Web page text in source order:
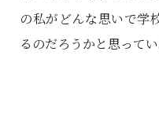
の私がどんな思いで学
るのだろうかと思ってい